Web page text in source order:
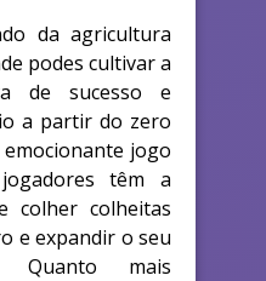
da agricultura
podes cultivar a
de sucesso e
a partir do zero
jogo
têm a
colher colheitas
e expandir o seu
Quanto mais